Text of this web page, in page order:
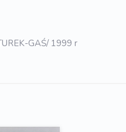
GAŚ/ 1999 r